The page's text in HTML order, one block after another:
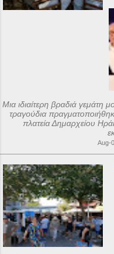
Μια ιδιαίτερη βραδιά γεμάτη
τραγούδια
πλατεία Δημαρχείου
Aug-